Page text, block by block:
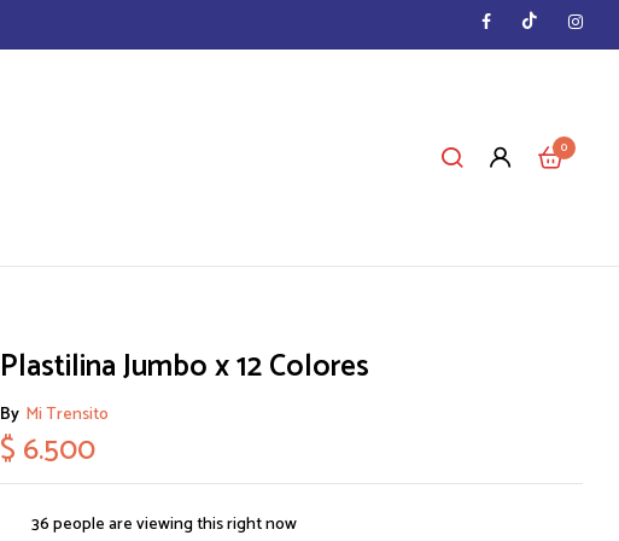
0
Plastilina Jumbo x 12 Colores
By Mi Trensito
$6.500
36people are viewing this right now